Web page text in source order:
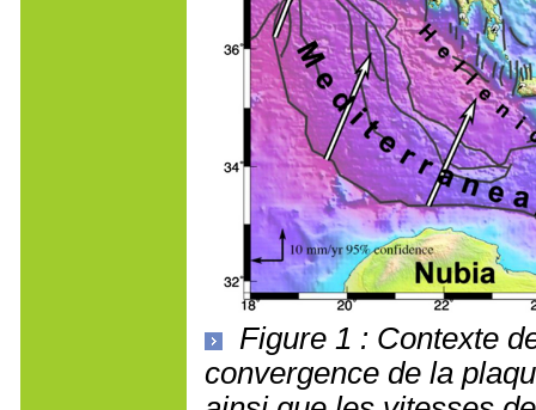
Figure 1 : Contexte
convergence de la